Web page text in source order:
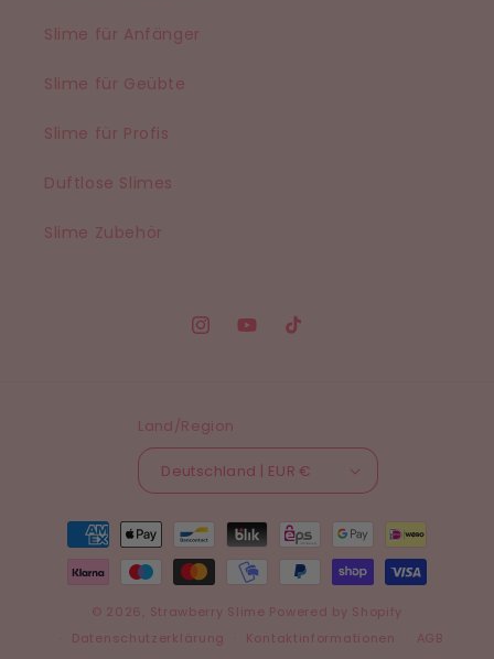
Slime für Anfänger
Slime für Geübte
Slime für Profis
Duftlose Slimes
Slime Zubehör
InstagramYouTubeTikTok
Land/Region
Deutschland | EUR €
Zahlungsmethoden
© 2026, Strawberry Slime Powered by Shopify
Datenschutzerklärung
Kontaktinformationen AGB